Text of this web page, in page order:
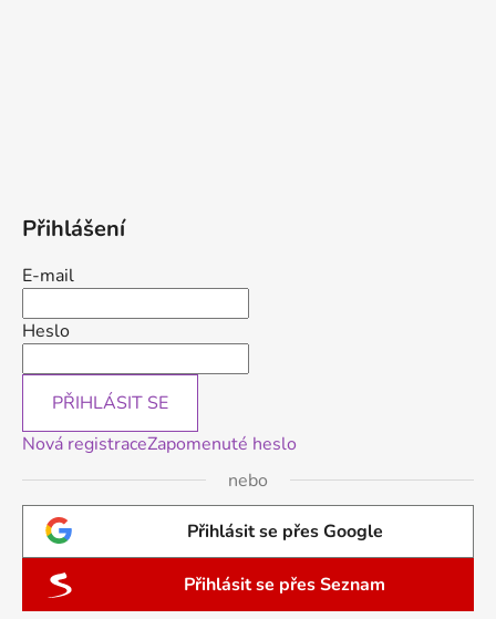
Přihlášení
E-mail
Heslo
PŘIHLÁSIT SE
Nová registraceZapomenuté heslo
nebo
Přihlásit se přes Google
Přihlásit se přes Seznam